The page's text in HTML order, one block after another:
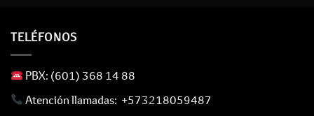
TELÉFONOS
​ PBX: (601) 368 14 88
​ Atención llamadas: +573218059487